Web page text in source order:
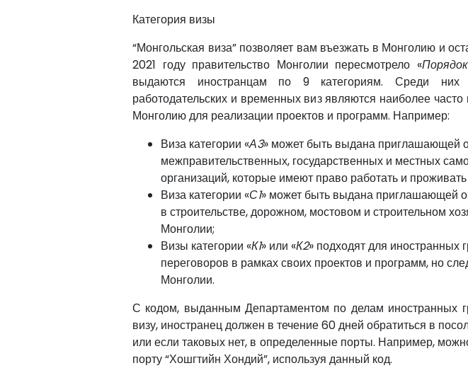
Категория визы
“Монгольская виза” позволяет вам въезжать в Монголию и
2021 году правительство Монголии пересмотрело «
выдаются иностранцам по 9 категориям. Среди них
работодательских и временных виз являются наиболее
Монголию для реализации проектов и программ. Например:
Виза категории «А3» может быть выдана приглашающей
межправительственных, государственных и местных
организаций, которые имеют право работать и
Виза категории «С1» может быть выдана приглашающей
в строительстве, дорожном, мостовом и строительном
Монголии;
Визы категории «К1» или «К2» подходят для иностранных
переговоров в рамках своих проектов и программ, но
Монголии.
С кодом, выданным Департаментом по делам иностранных
визу, иностранец должен в течение 60 дней обратиться в
или если таковых нет, в определенные порты. Например,
порту “Хошгтийн Хондий”, используя данный код.